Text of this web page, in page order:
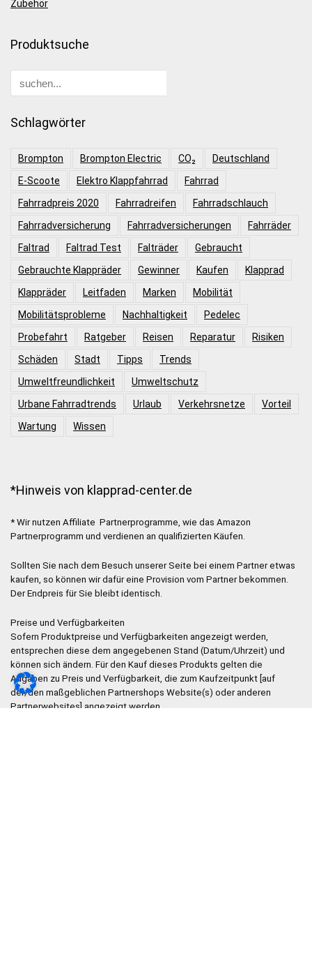
Zubehör
Produktsuche
Schlagwörter
Brompton Brompton Electric CO₂
Deutschland
E-Scoote
Elektro Klappfahrrad
Fahrrad
Fahrradpreis 2020
Fahrradreifen
Fahrradschlauch
Fahrradversicherung
Fahrradversicherungen
Fahrräder
Faltrad
Faltrad Test Falträder
Gebraucht
Gebrauchte Klappräder
Gewinner Kaufen
Klapprad
Klappräder
Leitfaden Marken
Mobilität
Mobilitätsprobleme
Nachhaltigkeit
Pedelec
Probefahrt
Ratgeber Reisen Reparatur
Risiken
Schäden
Stadt Tipps
Trends
Umweltfreundlichkeit
Umweltschutz
Urbane Fahrradtrends
Urlaub Verkehrsnetze
Vorteil
Wartung
Wissen
*Hinweis von klapprad-center.de
* Wir nutzen Affiliate Partnerprogramme, wie das Amazon
Partnerprogramm und verdienen an qualifizierten Käufen.
Sollten Sie nach dem Besuch unserer Seite bei einem Partner etwas
kaufen, so können wir dafür eine Provision vom Partner bekommen.
Der Endpreis für Sie bleibt identisch.
Preise und Verfügbarkeiten
Sofern Produktpreise und Verfügbarkeiten angezeigt werden,
entsprechen diese dem angegebenen Stand (Datum/Uhrzeit) und
können sich ändern. Für den Kauf dieses Produkts gelten die
Angaben zu Preis und Verfügbarkeit, die zum Kaufzeitpunkt [auf
der/den maßgeblichen Partnershops Website(s) oder anderen
Partnerwebsites] angezeigt werden.